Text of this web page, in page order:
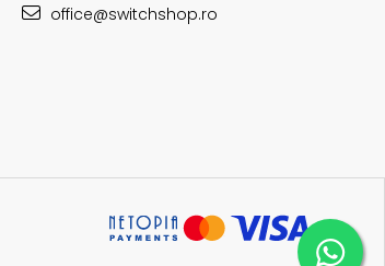
office@switchshop.ro